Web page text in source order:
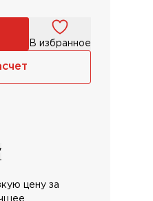
В избранное
цену за